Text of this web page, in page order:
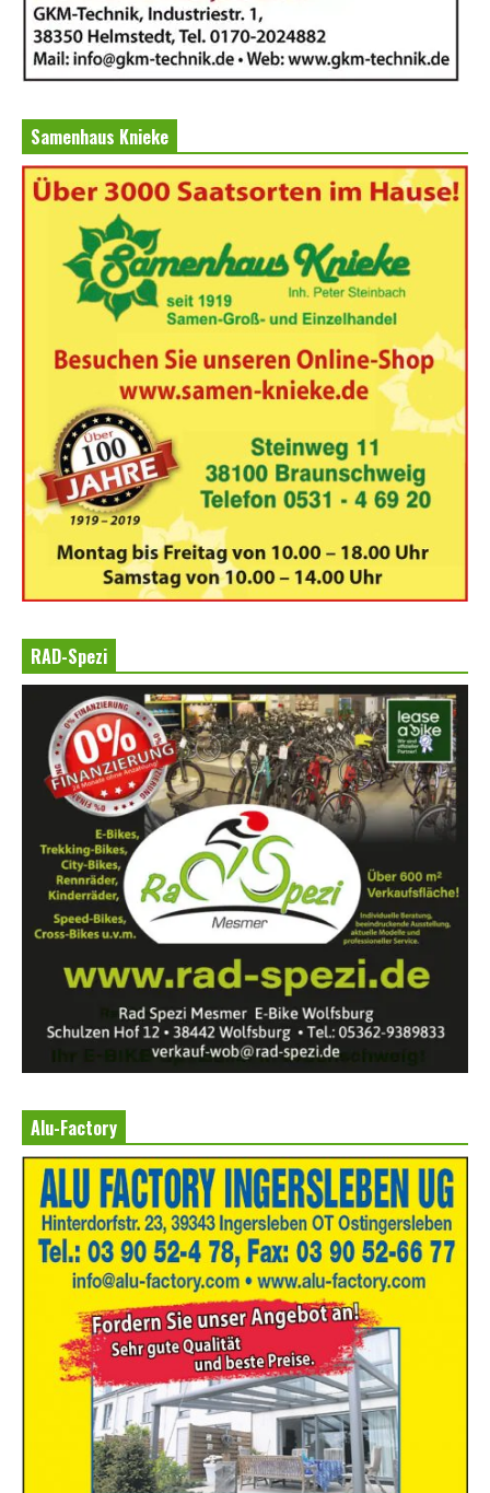
Samenhaus Knieke
RAD-Spezi
Alu-Factory